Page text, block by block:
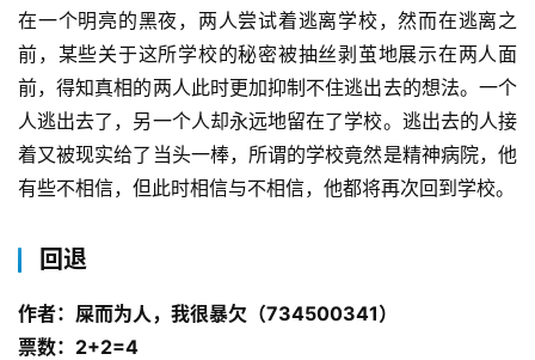
在一个明亮的黑夜，两人尝试着逃离学校，然而在逃离之
前，某些关于这所学校的秘密被抽丝剥茧地展示在两人面
前，得知真相的两人此时更加抑制不住逃出去的想法。一个
人逃出去了，另一个人却永远地留在了学校。逃出去的人接
着又被现实给了当头一棒，所谓的学校竟然是精神病院，他
有些不相信，但此时相信与不相信，他都将再次回到学校。
回退
作者：屎而为人，我很暴欠（734500341）
票数：2+2=4